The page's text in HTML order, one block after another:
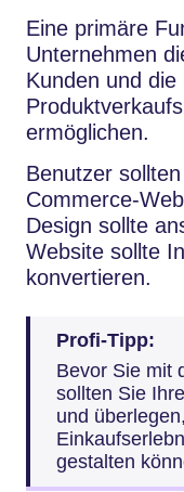
Eine primäre
Unternehmen
Kunden und
ermöglichen.
Benutzer
Commerce-
Design sollte
Website sollte
konvertieren.
Profi-Tipp:
Bevor Sie mit
sollten Sie
und
gestalten